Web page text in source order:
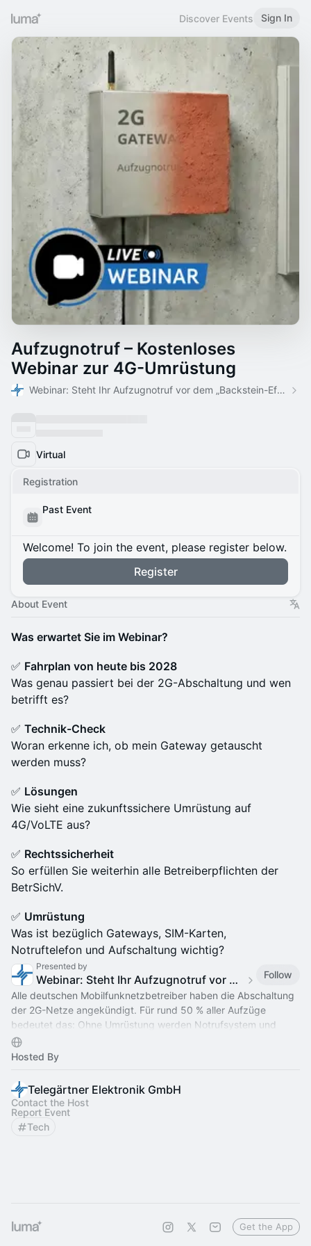
Discover Events Sign In
Aufzugnotruf – Kostenloses
Webinar zur 4G-Umrüstung
Webinar: Steht Ihr Aufzugnotruf vor dem „Backstein-Effekt“?
Virtual
Registration
Past Event
Welcome! To join the event, please register below.
Register
About Event
Was erwartet Sie im Webinar?
✅ Fahrplan von heute bis 2028
Was genau passiert bei der 2G-Abschaltung und wen
betrifft es?
✅ Technik-Check
Woran erkenne ich, ob mein Gateway getauscht
werden muss?
✅ Lösungen
Wie sieht eine zukunftssichere Umrüstung auf
4G/VoLTE aus?
✅ Rechtssicherheit
So erfüllen Sie weiterhin alle Betreiberpflichten der
BetrSichV.
✅ Umrüstung
Was ist bezüglich Gateways, SIM-Karten,
Notruftelefon und Aufschaltung wichtig?
Presented by
Webinar: Steht Ihr Aufzugnotruf vor dem „Backstein-Effekt“?
Follow
Alle deutschen Mobilfunknetzbetreiber haben die Abschaltung
der 2G-Netze angekündigt. Für rund 50 % aller Aufzüge
bedeutet das: Ohne Umrüstung werden Notrufsystem und
Aufzug funktionsunfähig.
Hosted By
Telegärtner Elektronik GmbH
Contact the Host
Report Event
Tech
Get the App